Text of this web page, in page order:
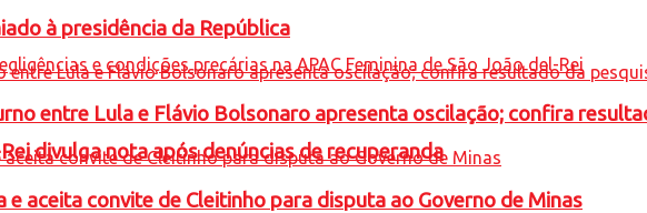
divulga nota após denúncias de recuperanda
à presidência da República
entre Lula e Flávio Bolsonaro apresenta oscilação; confira
aceita convite de Cleitinho para disputa ao Governo de Minas